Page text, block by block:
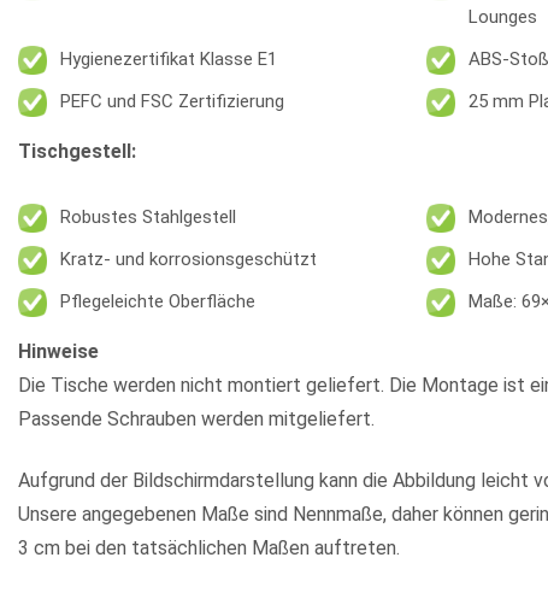
Lounges
Hygienezertifikat Klasse E1
ABS-
PEFC und FSC Zertifizierung
25 mm
Tischgestell:
Robustes Stahlgestell
Kratz- und korrosionsgeschützt
Hohe
Pflegeleichte Oberfläche
Maße:
Hinweise
Die Tische werden nicht montiert geliefert. Die Montage ist
Passende Schrauben werden mitgeliefert.
Aufgrund der Bildschirmdarstellung kann die Abbildung leicht
Unsere angegebenen Maße sind Nennmaße, daher können
3 cm bei den tatsächlichen Maßen auftreten.